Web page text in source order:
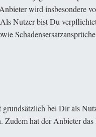
wird insbesondere
Nutzer bist Du
bei Dir als
hat der Anbieter